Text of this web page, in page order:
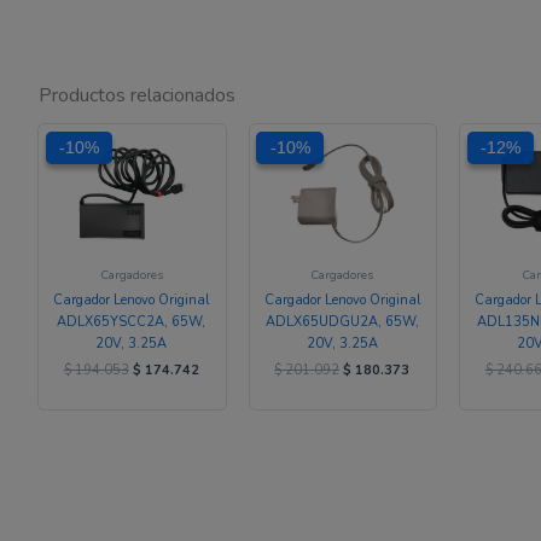
Productos relacionados
-10%
-10%
Cargadores
Cargador Lenovo Original
ADLX65YSCC2A, 65W,
20V, 3.25A
$194.053
precio
original
era:
$ 194.053.
$ 174.742
-10%
-10%
Cargadores
Cargador Lenovo Original
ADLX65UDGU2A, 65W,
20V, 3.25A
$201.092
precio
original
era:
$ 201.092.
$ 180.373
-12%
-12%
Cargador
$